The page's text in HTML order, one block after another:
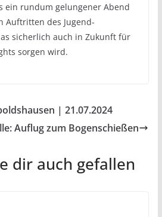
ein rundum gelungener Abend
Auftritten des Jugend-
sicherlich auch in Zukunft für
sorgen wird.
| 21.07.2024
Auflug zum Bogenschießen
dir auch gefallen